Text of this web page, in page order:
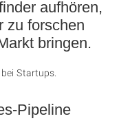
aufhören,
zu forschen
bringen.
Startups.
Pipeline